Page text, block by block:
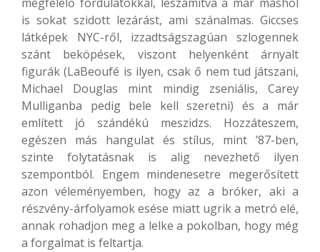
megfelelő fordulatokkal, leszámítva a már máshol
is sokat szidott lezárást, ami szánalmas. Giccses
látképek NYC-ről, izzadtságszagúan szlogennek
szánt beköpések, viszont helyenként árnyalt
figurák (LaBeoufé is ilyen, csak ő nem tud játszani,
Michael Douglas mint mindig zseniális, Carey
Mulliganba pedig bele kell szeretni) és a már
említett jó szándékú meszidzs. Hozzáteszem,
egészen más hangulat és stílus, mint ’87-ben,
szinte folytatásnak is alig nevezhető ilyen
szempontból. Engem mindenesetre megerősített
azon véleményemben, hogy az a bróker, aki a
részvény-árfolyamok esése miatt ugrik a metró elé,
annak rohadjon meg a lelke a pokolban, hogy még
a forgalmat is feltartja.